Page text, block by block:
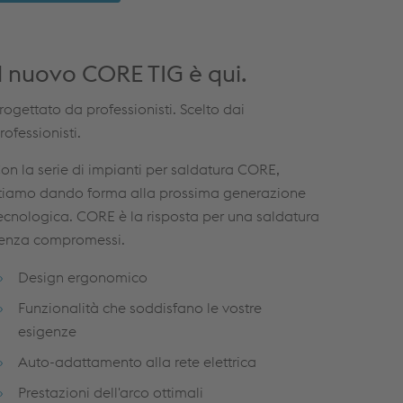
nuovo CORE TIG è qui.
da professionisti. Scelto dai
la serie di impianti per saldatura CORE,
dando forma alla prossima generazione
CORE è la risposta per una saldatura
compromessi.
Design ergonomico
Funzionalità che soddisfano le vostre
esigenze
Auto-adattamento alla rete elettrica
Prestazioni dell'arco ottimali